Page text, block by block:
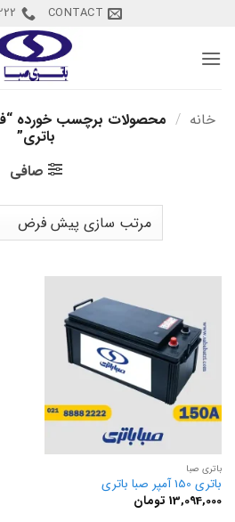
content
CONTACT
خانه /
باتری”
صافی
باتری صبا
باتری 150 آمپر صبا باتری
13,094,000 تومان